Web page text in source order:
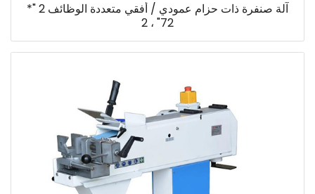
آلة صنفرة ذات حزام عمودي / أفقي متعددة الوظائف 2 "*
72" ، 2